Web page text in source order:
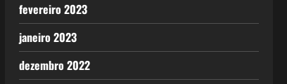
fevereiro 2023
janeiro 2023
dezembro 2022